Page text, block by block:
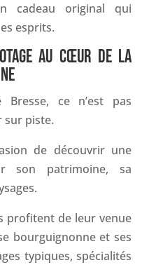
cadeau original qui
esprits.
AU CŒUR DE LA
ce n’est pas
sur piste.
de découvrir une
son patrimoine, sa
profitent de leur venue
bourguignonne et ses
typiques, spécialités